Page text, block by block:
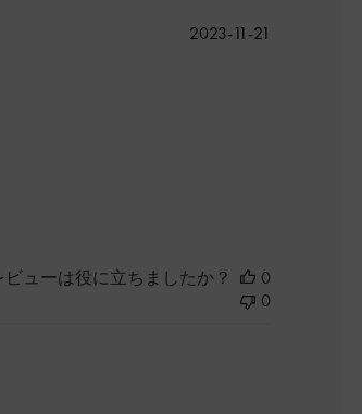
2023-11-21
ビューは役に立ちましたか？
0
0